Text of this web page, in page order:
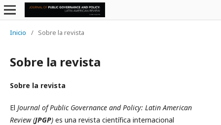
Inicio / Sobre la revista
Sobre la revista
Sobre la revista
El Journal of Public Governance and Policy: Latin American
Review (JPGP) es una revista científica internacional